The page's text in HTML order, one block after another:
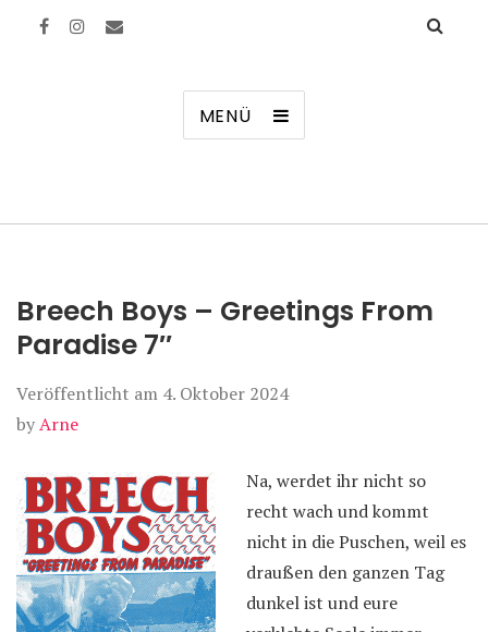
MENÜ
Breech Boys – Greetings From
Paradise 7″
Veröffentlicht am 4. Oktober 2024
byArne
Na, werdet ihr nicht so
recht wach und kommt
nicht in die Puschen, weil es
draußen den ganzen Tag
dunkel ist und eure